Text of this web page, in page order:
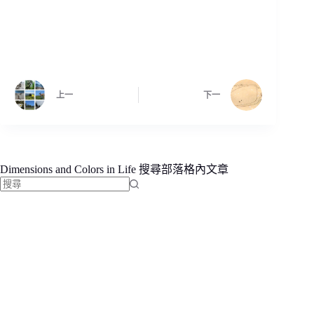
上一 下一
Dimensions and Colors in Life 搜尋部落格內文章